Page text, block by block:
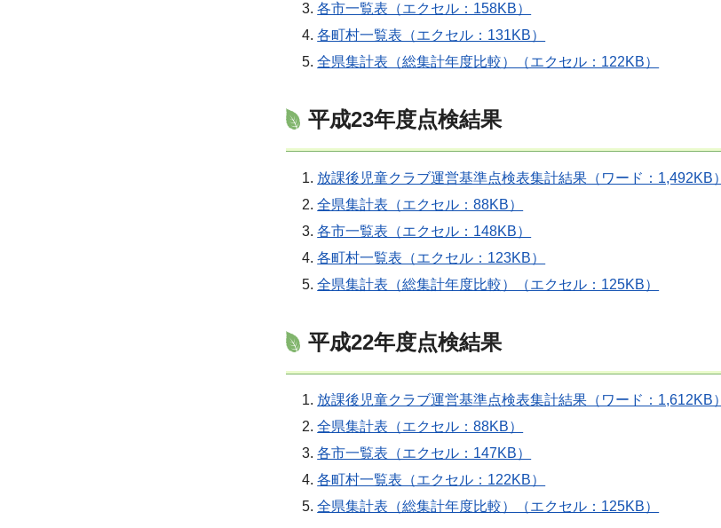
各市一覧表（エクセル：158KB）
各町村一覧表（エクセル：131KB）
全県集計表（総集計年度比較）（エクセル：122KB）
平成23年度点検結果
放課後児童クラブ運営基準点検表集計結果（ワード：1,492KB）
全県集計表（エクセル：88KB）
各市一覧表（エクセル：148KB）
各町村一覧表（エクセル：123KB）
全県集計表（総集計年度比較）（エクセル：125KB）
平成22年度点検結果
放課後児童クラブ運営基準点検表集計結果（ワード：1,612KB）
全県集計表（エクセル：88KB）
各市一覧表（エクセル：147KB）
各町村一覧表（エクセル：122KB）
全県集計表（総集計年度比較）（エクセル：125KB）